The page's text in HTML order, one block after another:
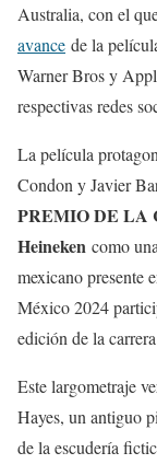
Australia, con el
avance de la
Warner Bros y
respectivas redes
La película
Condon y Javier
PREMIO DE LA
Heineken como
mexicano presente
México 2024
edición de la
Este largometraje
Hayes, un antiguo
de la escudería